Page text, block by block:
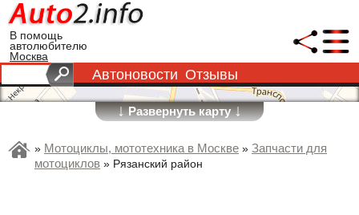
В помощь
автолюбителю
Москва
Автоновости Отзывы
↓Развернуть карту↓
» Мотоциклы, мототехника в Москве » Запчасти для
мотоциклов » Рязанский район